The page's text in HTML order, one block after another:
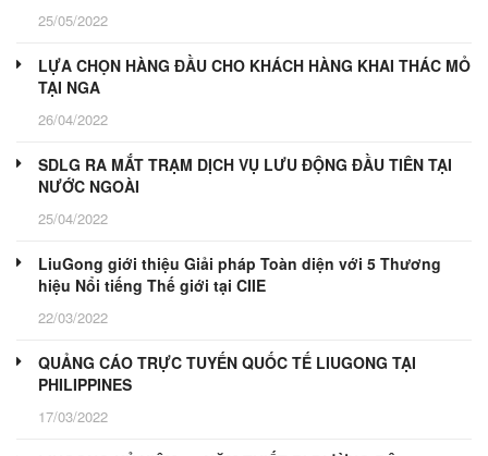
25/05/2022
LỰA CHỌN HÀNG ĐẦU CHO KHÁCH HÀNG KHAI THÁC MỎ
TẠI NGA
26/04/2022
SDLG RA MẮT TRẠM DỊCH VỤ LƯU ĐỘNG ĐẦU TIÊN TẠI
NƯỚC NGOÀI
25/04/2022
LiuGong giới thiệu Giải pháp Toàn diện với 5 Thương
hiệu Nổi tiếng Thế giới tại CIIE
22/03/2022
QUẢNG CÁO TRỰC TUYẾN QUỐC TẾ LIUGONG TẠI
PHILIPPINES
17/03/2022